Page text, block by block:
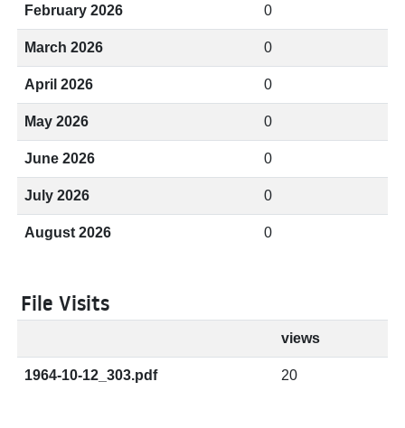
February 2026 0
March 2026 0
April 2026 0
May 2026 0
June 2026 0
July 2026 0
August 2026 0
File Visits
views
1964-10-12_303.pdf 20